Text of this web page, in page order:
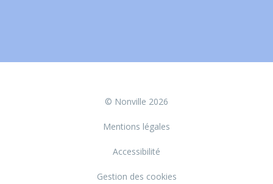
© Nonville 2026
Mentions légales
Accessibilité
Gestion des cookies